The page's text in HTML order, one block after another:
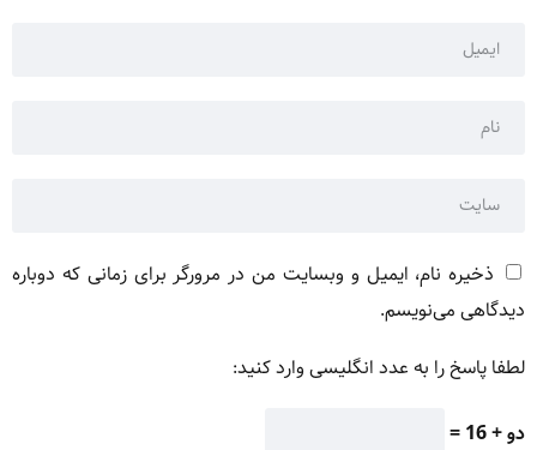
ذخیره نام، ایمیل و وبسایت من در مرورگر برای زمانی که دوباره
دیدگاهی می‌نویسم.
لطفا پاسخ را به عدد انگلیسی وارد کنید:
دو + 16 =